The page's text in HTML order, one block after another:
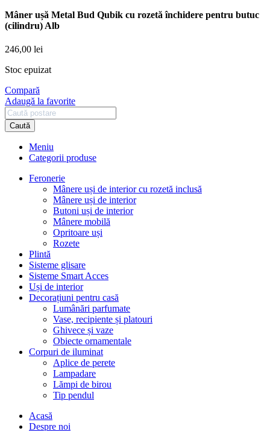
Mâner ușă Metal Bud Qubik cu rozetă închidere pentru butuc
(cilindru) Alb
246,00 lei
Stoc epuizat
Compară
Adaugă la favorite
Caută
Meniu
Categorii produse
Feronerie
Mânere uși de interior cu rozetă inclusă
Mânere uși de interior
Butoni uși de interior
Mânere mobilă
Opritoare uși
Rozete
Plintă
Sisteme glisare
Sisteme Smart Acces
Uși de interior
Decorațiuni pentru casă
Lumânări parfumate
Vase, recipiente și platouri
Ghivece și vaze
Obiecte ornamentale
Corpuri de iluminat
Aplice de perete
Lampadare
Lămpi de birou
Tip pendul
Acasă
Despre noi